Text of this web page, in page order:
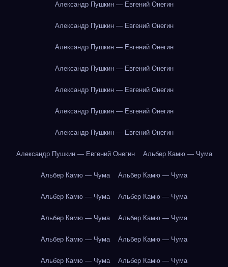
Александр Пушкин — Евгений Онегин
Александр Пушкин — Евгений Онегин
Александр Пушкин — Евгений Онегин
Александр Пушкин — Евгений Онегин
Александр Пушкин — Евгений Онегин
Александр Пушкин — Евгений Онегин
Александр Пушкин — Евгений Онегин
Александр Пушкин — Евгений Онегин Альбер Камю — Чума
Альбер Камю — Чума Альбер Камю — Чума
Альбер Камю — Чума Альбер Камю — Чума
Альбер Камю — Чума Альбер Камю — Чума
Альбер Камю — Чума Альбер Камю — Чума
Альбер Камю — Чума Альбер Камю — Чума